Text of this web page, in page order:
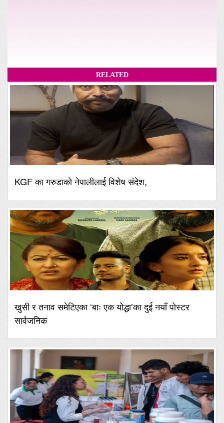
RELATED
KGF का गरुडाको नेपालीलाई विशेष संदेश,
खुसी र तनाव समेटिएका ‘बाः एक योद्धा’का दुई नयाँ पोस्टर
सार्वजनिक